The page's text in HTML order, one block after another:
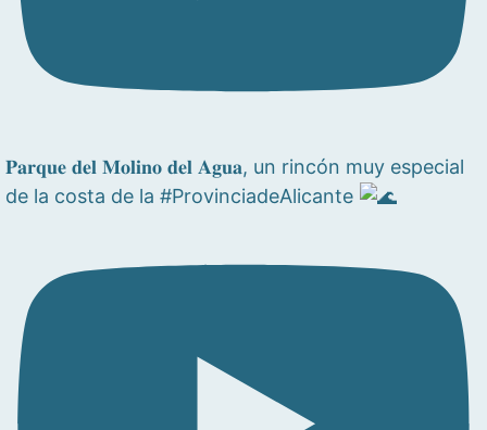
𝐏𝐚𝐫𝐪𝐮𝐞 𝐝𝐞𝐥 𝐌𝐨𝐥𝐢𝐧𝐨 𝐝𝐞𝐥 𝐀𝐠𝐮𝐚, un rincón muy especial
de la costa de la #ProvinciadeAlicante